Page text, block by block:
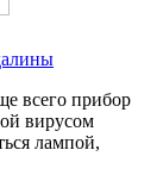
всего прибор
вирусом
лампой,